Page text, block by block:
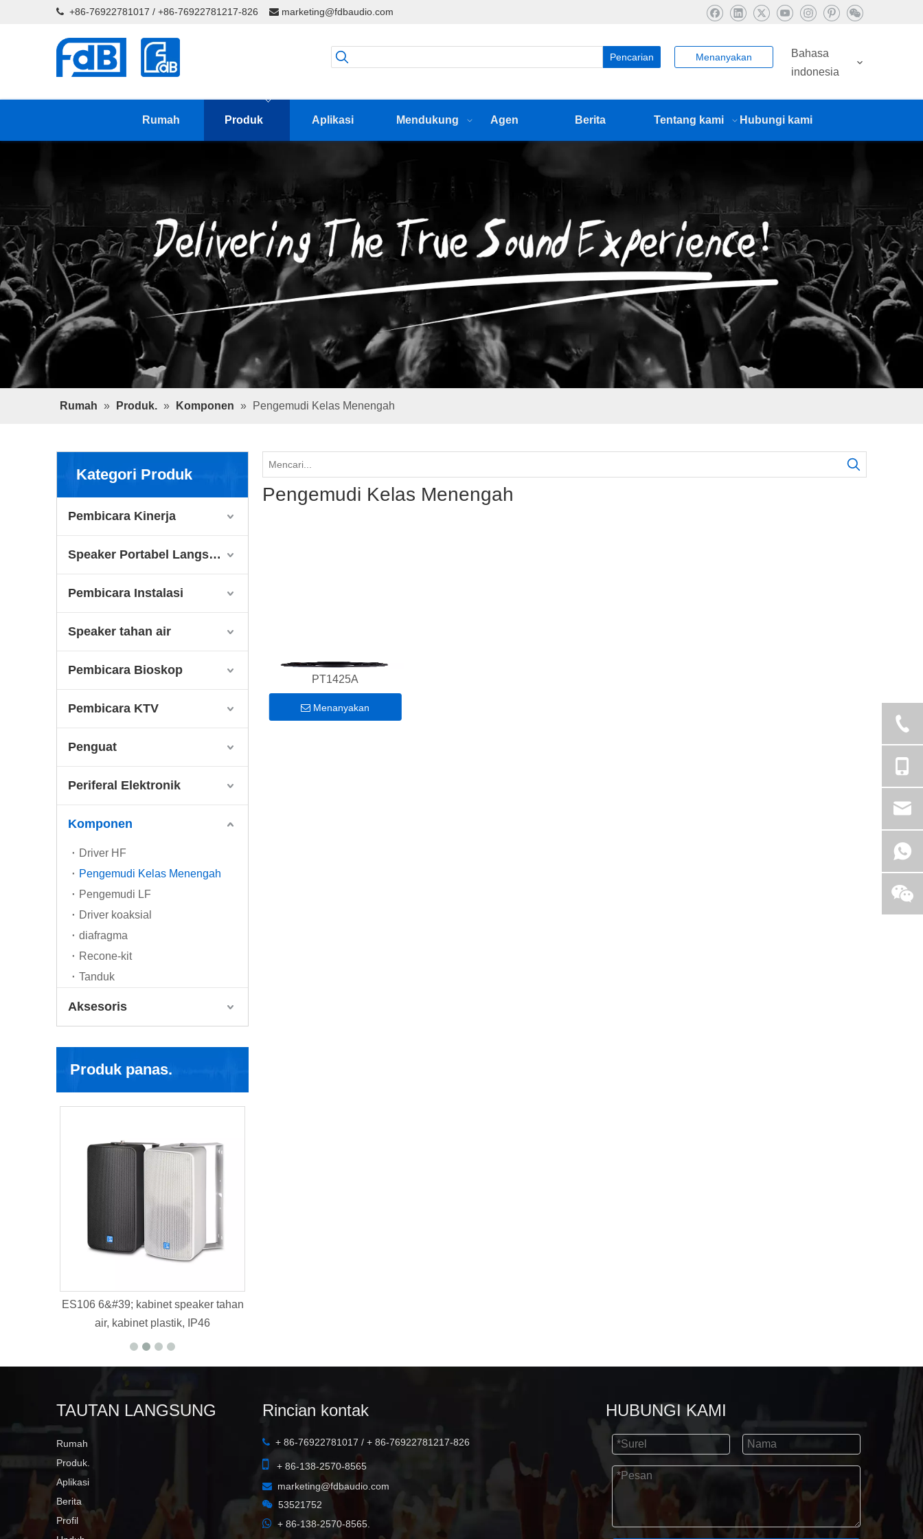
 +86-76922781017 / +86-76922781217-826  marketing@fdbaudio.com
Pencarian Menanyakan
Bahasa
indonesia
Rumah Produk Aplikasi Mendukung Agen Berita Tentang kami Hubungi kami
Rumah » Produk. » Komponen » Pengemudi Kelas Menengah
Kategori Produk
Pembicara Kinerja
Speaker Portabel Langsung
Pembicara Instalasi
Speaker tahan air
Pembicara Bioskop
Pembicara KTV
Penguat
Periferal Elektronik
Komponen
Driver HF
Pengemudi Kelas Menengah
Pengemudi LF
Driver koaksial
diafragma
Recone-kit
Tanduk
Aksesoris
Produk panas.
speaker tahan
K112B
Pengemudi Kelas Menengah
PT1425A
Menanyakan
TAUTAN LANGSUNG
Rumah
Produk.
Aplikasi
Berita
Profil
Rincian kontak
 + 86-76922781017 / + 86-76922781217-826
 + 86-138-2570-8565
 marketing@fdbaudio.com
 53521752
 + 86-138-2570-8565.
HUBUNGI KAMI